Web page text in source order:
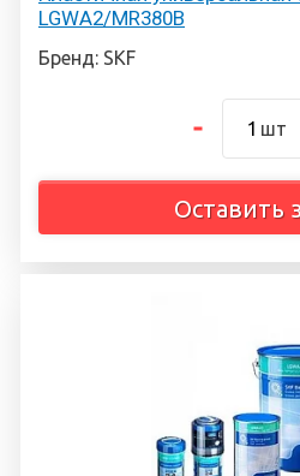
LGWA2/MR380B
Бренд: SKF
шт
Оставить